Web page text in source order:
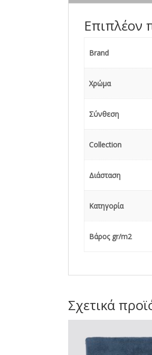
Επιπλέον
Brand
Χρώμα
Σύνθεση
Collection
Διάσταση
Κατηγορία
Βάρος gr/m2
Σχετικά